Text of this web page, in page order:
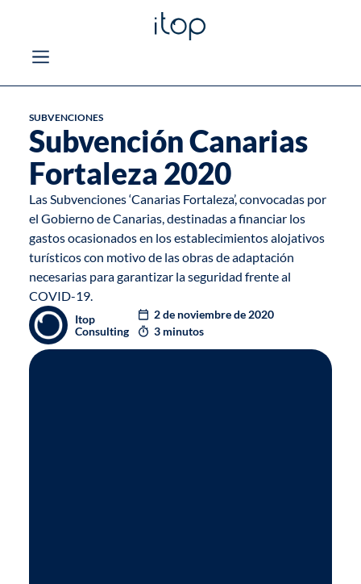
SUBVENCIONES
Subvención Canarias
Fortaleza 2020
Las Subvenciones ‘Canarias Fortaleza’, convocadas por
el Gobierno de Canarias, destinadas a financiar los
gastos ocasionados en los establecimientos alojativos
turísticos con motivo de las obras de adaptación
necesarias para garantizar la seguridad frente al
COVID-19.
Itop
Consulting
2 de noviembre de 2020
3 minutos